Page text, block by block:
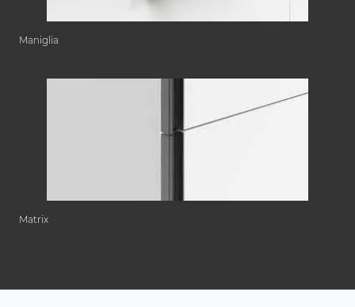
Maniglia
Matrix